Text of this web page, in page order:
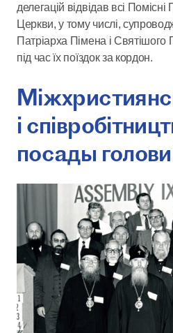
делегацій відвідав всі
Церкви, у тому числі,
Патріарха Пімена і Святішого
під час їх поїздок за кордон.
і
посады